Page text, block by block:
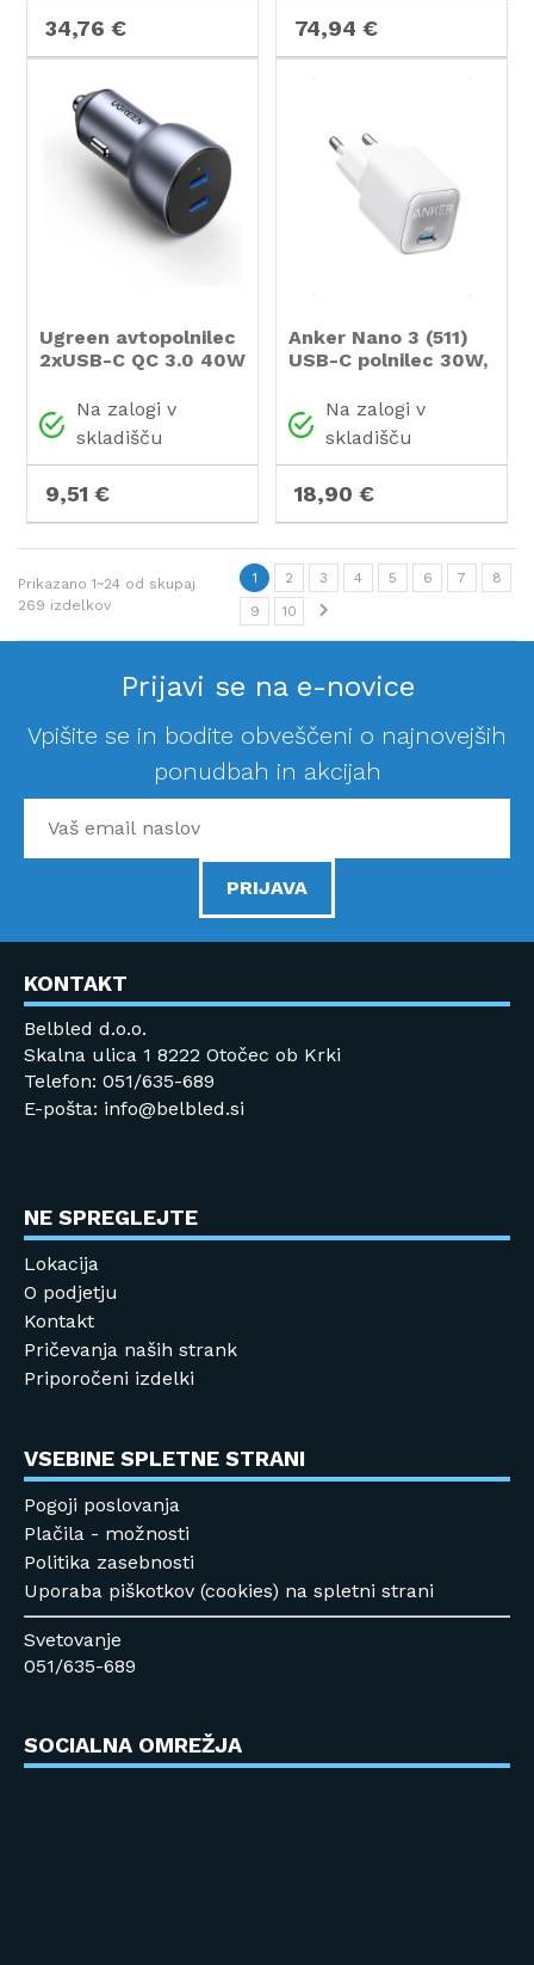
34,76 € 74,94 €
Ugreen avtopolnilec
2xUSB-C QC 3.0 40W
Na zalogi v
skladišču
9,51 €
Anker Nano 3 (511)
USB-C polnilec 30W,
Na zalogi v
skladišču
18,90 €
Prikazano 1~24 od skupaj
269 izdelkov
1 2 3 4 5 6 7
8
9
10
Prijavi se na e-novice
Vpišite se in bodite obveščeni o najnovejših
ponudbah in akcijah
PRIJAVA
KONTAKT
Belbled d.o.o.
Skalna ulica 1 8222 Otočec ob Krki
Telefon: 051/635-689
E-pošta: info@belbled.si
NE SPREGLEJTE
Lokacija
O podjetju
Kontakt
Pričevanja naših strank
Priporočeni izdelki
VSEBINE SPLETNE STRANI
Pogoji poslovanja
Plačila - možnosti
Politika zasebnosti
Uporaba piškotkov (cookies) na spletni strani
Svetovanje
051/635-689
SOCIALNA OMREŽJA